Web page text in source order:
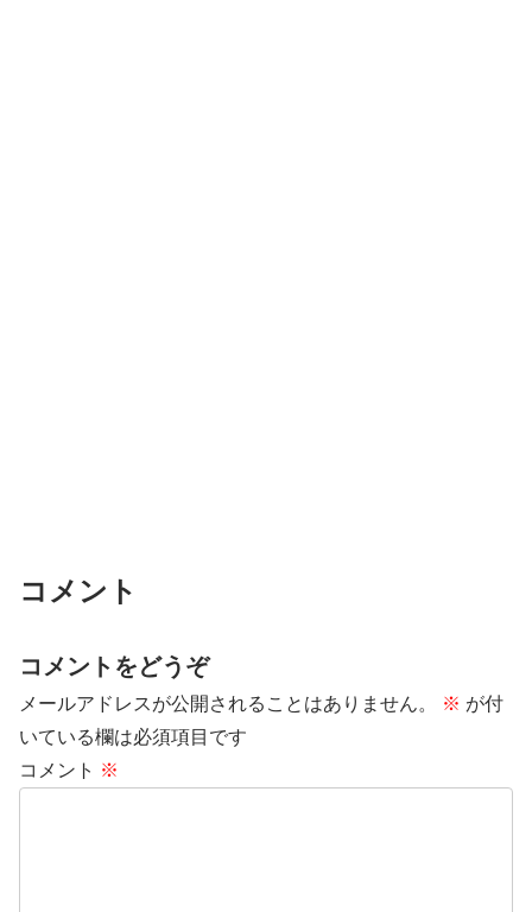
コメント
コメントをどうぞ
メールアドレスが公開されることはありません。 ※ が付
いている欄は必須項目です
コメント ※